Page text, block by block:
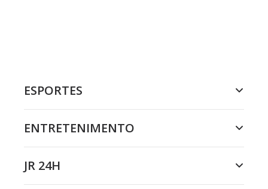
ESPORTES
ENTRETENIMENTO
JR 24H